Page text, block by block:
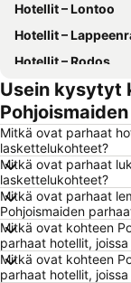
Hotellit – Lontoo
Hotellit –
Hotellit – Rodos
Hotellit – Alanya
Hotellit –
Hotellit –
Hotellit – Lahti
Hotellit – Seinäjoki
Hotellit – Malta
Hotellit – Teneriffa
Hotellit – Phuket
Usein kysytyt
Mitkä ovat parhaat
laskettelukohteet?
Mitkä ovat parhaat
laskettelukohteet?
Mitkä ovat parhaat
Pohjoismaiden
Mitkä ovat kohteen
parhaat hotellit,
Mitkä ovat kohteen
parhaat hotellit,